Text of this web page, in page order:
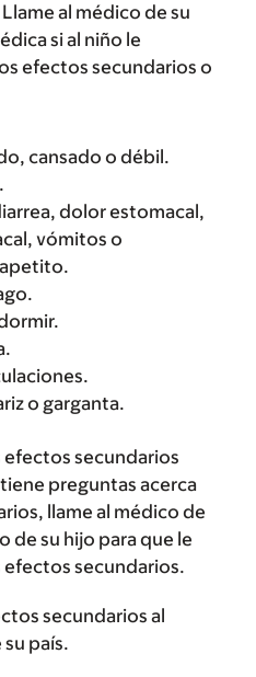
al médico de su
si al niño le
efectos secundarios o
cansado o débil.
dolor estomacal,
vómitos o
o garganta.
efectos secundarios
preguntas acerca
llame al médico de
de su hijo para que le
efectos secundarios.
secundarios al
país.